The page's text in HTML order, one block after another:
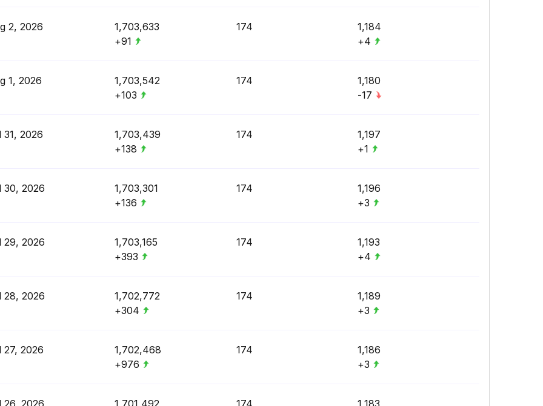
2, 2026
1,703,633
+91
174
1,184
+4
1, 2026
1,703,542
+103
174
1,180
-17
31, 2026
1,703,439
+138
174
1,197
+1
30, 2026
1,703,301
+136
174
1,196
+3
29, 2026
1,703,165
+393
174
1,193
+4
28, 2026
1,702,772
+304
174
1,189
+3
27, 2026
1,702,468
+976
174
1,186
+3
26, 2026 1,701,492 174 1,183